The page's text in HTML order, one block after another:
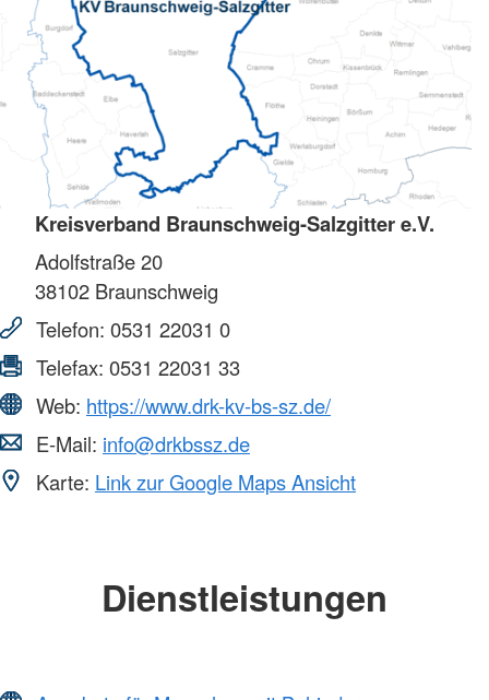
Kreisverband Braunschweig-Salzgitter e.V.
Adolfstraße 20
38102 Braunschweig
Telefon: 0531 22031 0
Telefax: 0531 22031 33
Web: https://www.drk-kv-bs-sz.de/
E-Mail: info@drkbssz.de
Karte: Link zur Google Maps Ansicht
Dienstleistungen